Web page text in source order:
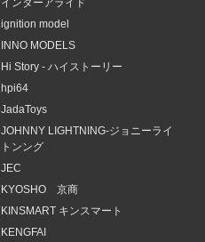
インターアライド
ignition model
INNO MODELS
Hi Story - ハイストーリー
hpi64
JadaToys
JOHNNY LIGHTNING-ジョニーライ
トンング
JEC
KYOSHO 京商
KINSMART キンスマート
KENGFAI